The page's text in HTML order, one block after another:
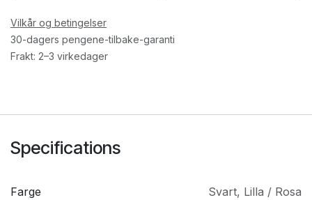
Vilkår og betingelser
30-dagers pengene-tilbake-garanti
Frakt: 2–3 virkedager
Specifications
Farge Svart, Lilla / Rosa